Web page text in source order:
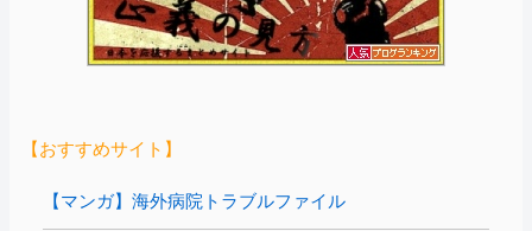
【おすすめサイト】
【マンガ】海外病院トラブルファイル